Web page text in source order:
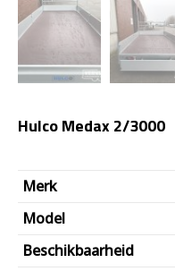
Hulco Medax 2/3000
Oorspronkelijke
prijs
was:
Huidige
prijs
is:
Merk
Model
Beschikbaarheid